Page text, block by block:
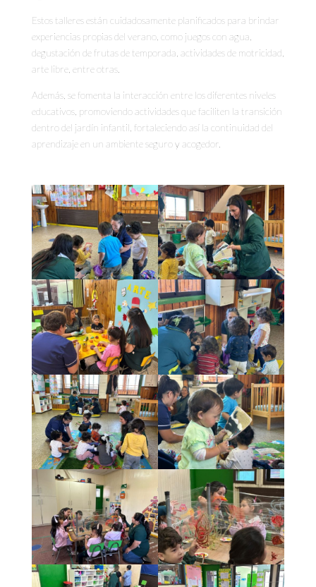
Estos talleres están cuidadosamente planificados para brindar
experiencias propias del verano, como juegos con agua,
degustación de frutas de temporada, actividades de motricidad,
arte libre, entre otras.
Además, se fomenta la interacción entre los diferentes niveles
educativos, promoviendo actividades que faciliten la transición
dentro del jardín infantil, fortaleciendo así la continuidad del
aprendizaje en un ambiente seguro y acogedor.